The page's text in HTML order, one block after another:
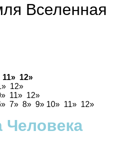
Вселенная
11» 12»
12»
11» 12»
7» 8» 9» 10» 11» 12»
Человека